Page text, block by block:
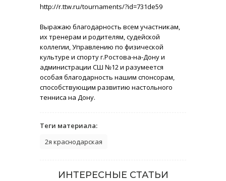
http://r.ttw.ru/tournaments/?id=731de59
Выражаю благодарность всем участникам,
их тренерам и родителям, судейской
коллегии, Управлению по физической
культуре и спорту г.Ростова-на-Дону и
администрации СШ №12 и разумеется
особая благодарность нашим спонсорам,
способствующим развитию настольного
тенниса на Дону.
Теги материала:
2я краснодарская
ИНТЕРЕСНЫЕ СТАТЬИ